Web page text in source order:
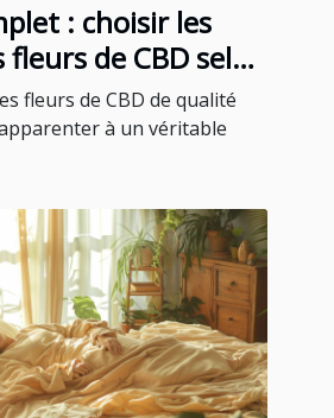
: choisir les
de CBD selon
fleurs de CBD de qualité
à un véritable